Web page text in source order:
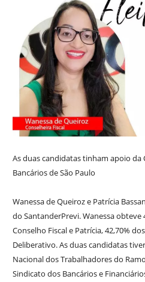
As duas candidatas tinham apoio da
Bancários de São Paulo
Wanessa de Queiroz e Patrícia
do SantanderPrevi. Wanessa obteve
Conselho Fiscal e Patrícia, 42,70%
Deliberativo. As duas candidatas
Nacional dos Trabalhadores do
Sindicato dos Bancários e